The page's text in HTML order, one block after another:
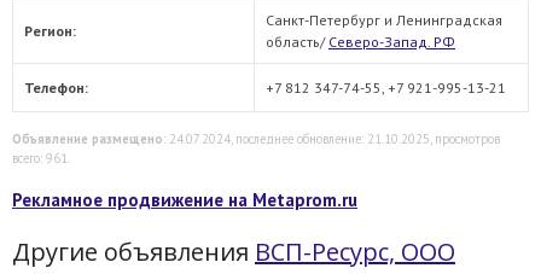
Регион:
Санкт-Петербург и Ленинградская
область/ Северо-Запад. РФ
Телефон: +7 812 347-74-55, +7 921-995-13-21
Объявление размещено: 24.07.2024, последнее обновление: 21.10.2025, просмотров
всего: 961.
Рекламное продвижение на Metaprom.ru
Другие объявления ВСП-Ресурс, ООО